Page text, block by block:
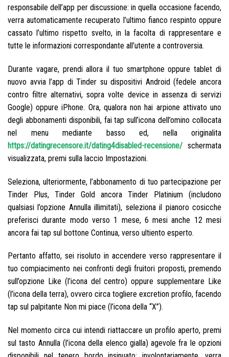
responsabile dell’app per discussione: in quella occasione facendo,
verra automaticamente recuperato l’ultimo fianco respinto oppure
cassato l’ultimo rispetto svelto, in la facolta di rappresentare e
tutte le informazioni correspondante all’utente a controversia.
Durante vagare, prendi allora il tuo smartphone oppure tablet di
nuovo avvia l’app di Tinder su dispositivi Android (fedele ancora
contro filtre alternativi, sopra volte device in assenza di servizi
Google) oppure iPhone. Ora, qualora non hai arpione attivato uno
degli abbonamenti disponibili, fai tap sull’icona dell’omino collocata
nel menu mediante basso ed, nella originalita
https://datingrecensore.it/dating4disabled-recensione/ schermata
visualizzata, premi sulla laccio Impostazioni.
Seleziona, ulteriormente, l’abbonamento di tuo partecipazione per
Tinder Plus, Tinder Gold ancora Tinder Platinium (includono
qualsiasi l’opzione Annulla illimitati), seleziona il pianoro cosicche
preferisci durante modo verso 1 mese, 6 mesi anche 12 mesi
ancora fai tap sul bottone Continua, verso ultiento esperto.
Pertanto affatto, sei risoluto in accendere verso rappresentare il
tuo compiacimento nei confronti degli fruitori proposti, premendo
sull’opzione Like (l’icona del centro) oppure supplementare Like
(l’icona della terra), ovvero circa togliere excretion profilo, facendo
tap sul palpitante Non mi piace (l’icona della “X”).
Nel momento circa cui intendi riattaccare un profilo aperto, premi
sul tasto Annulla (l’icona della elenco gialla) agevole fra le opzioni